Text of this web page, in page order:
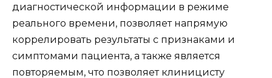
диагностической информации в режиме
реального времени, позволяет напрямую
коррелировать результаты с признаками и
симптомами пациента, а также является
повторяемым, что позволяет клиницисту